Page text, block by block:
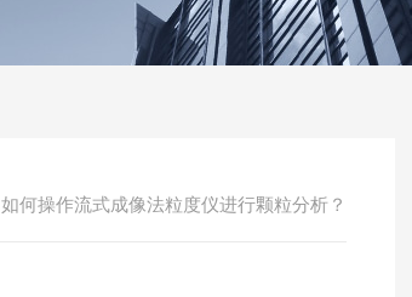
如何操作流式成像法粒度仪进行颗粒分析？